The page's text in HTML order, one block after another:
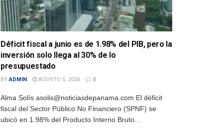
Déficit fiscal a junio es de 1.98% del PIB, pero la
inversión solo llega al 30% de lo
presupuestado
BY ADMIN AGOSTO 5, 2026 0
Alma Solís asolis@noticiasdepanama.com El déficit
fiscal del Sector Público No Financiero (SPNF) se
ubicó en 1.98% del Producto Interno Bruto...